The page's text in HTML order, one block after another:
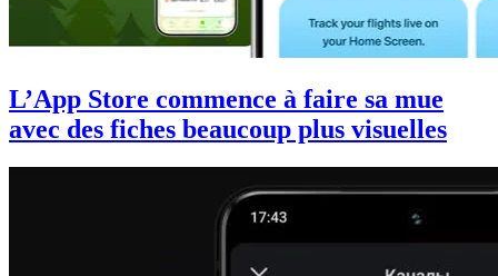
L’App Store commence à faire sa mue
avec des fiches beaucoup plus visuelles